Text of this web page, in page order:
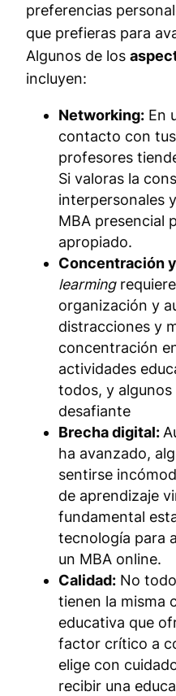
preferencias
que prefieras para
Algunos de los
incluyen:
Networking: En
contacto con
profesores
Si valoras la
interpersonales
MBA presencial
apropiado.
Concentración
learming
organización y
distracciones y
concentración
actividades
todos, y
desafiante
Brecha digital:
ha avanzado,
sentirse
de aprendizaje
fundamental
tecnología para
un MBA online.
Calidad: No
tienen la misma
educativa que
factor crítico a
elige con
recibir una